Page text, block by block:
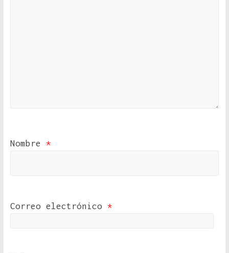
Nombre *
Correo electrónico *